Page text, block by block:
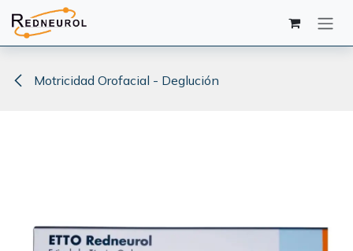
Ir al contenido
Motricidad Orofacial - Deglución